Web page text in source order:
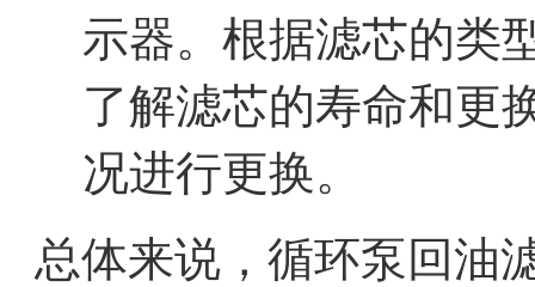
示器。根据滤芯的类
了解滤芯的寿命和更
况进行更换。
总体来说，循环泵回油